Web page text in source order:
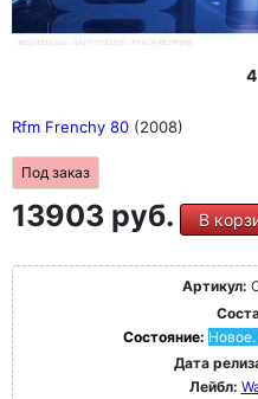
Rfm Frenchy 80 (2008)
Под заказ
13903 руб. В
Артикул:
Состояние: Новое.
Дата
Лейбл: